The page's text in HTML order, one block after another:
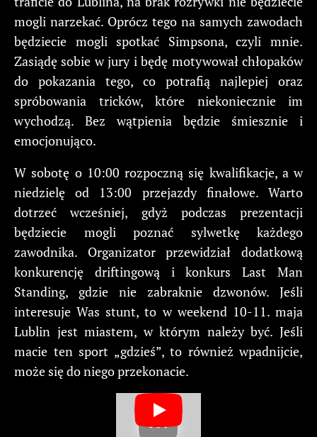
mogli narzekać. Oprócz tego na samych zawodach
będziecie mogli spotkać Simpsona, czyli mnie.
Zasiądę sobie w jury i będę motywował chłopaków
do pokazania tego, co potrafią najlepiej oraz
spróbowania tricków, które niekoniecznie im
wychodzą. Bez wątpienia będzie śmiesznie i
emocjonująco.
W sobotę o 10:00 rozpoczną się kwalifikacje, a w
niedzielę od 13:00 przejazdy finałowe. Warto
dotrzeć wcześniej, gdyż podczas prezentacji
będziecie mogli poznać sylwetkę każdego
zawodnika. Organizator przewidział dodatkową
konkurencję driftingową i konkurs Last Man
Standing, gdzie nie zabraknie dzwonów. Jeśli
interesuje Was stunt, to w weekend 10-11. maja
Lublin jest miastem, w którym należy być. Jeśli
macie ten sport „gdzieś”, to również wpadnijcie,
może się do niego przekonacie.